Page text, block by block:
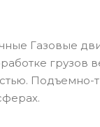
Газовые
грузов
Подъемно-